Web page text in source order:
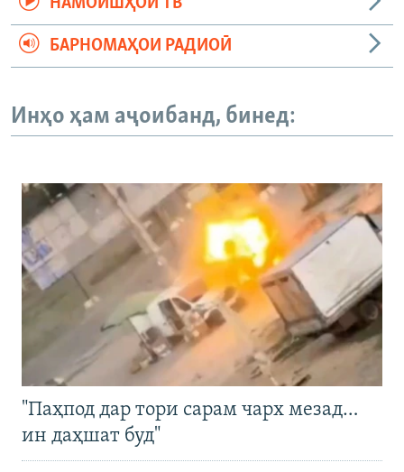
БАРНОМАҲОИ РАДИОӢ
Инҳо ҳам аҷоибанд, бинед:
"Паҳпод дар тори сарам чарх мезад…
ин даҳшат буд"